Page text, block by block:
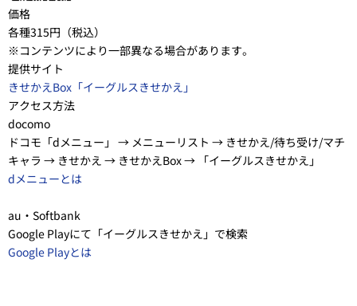
価格
各種315円（税込）
※コンテンツにより一部異なる場合があります。
提供サイト
きせかえBox「イーグルスきせかえ」
アクセス方法
docomo
ドコモ「dメニュー」 → メニューリスト → きせかえ/待ち受け/マチ
キャラ → きせかえ → きせかえBox → 「イーグルスきせかえ」
dメニューとは
au・Softbank
Google Playにて「イーグルスきせかえ」で検索
Google Playとは